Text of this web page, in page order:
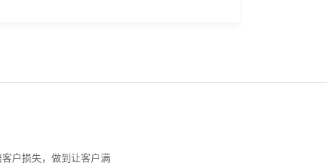
户损失，做到让客户满